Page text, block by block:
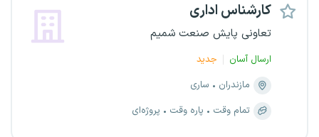
کارشناس اداری
تعاونی پایش صنعت شمیم
ارسال آسان
جدید
مازندران
ساری
تمام وقت
پاره وقت پروژه‌ای